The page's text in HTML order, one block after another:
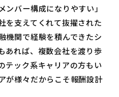
ンバー構成になりやすい」
を支えてくれて抜擢された
機関で経験を積んできたシ
あれば、複数会社を渡り歩
テック系キャリアの方もい
が様々だからこそ報酬設計